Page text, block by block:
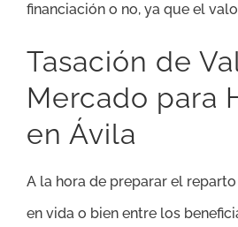
financiación o no, ya que el
Tasación de
Mercado para
en Ávila
A la hora de preparar el
en vida o bien entre los